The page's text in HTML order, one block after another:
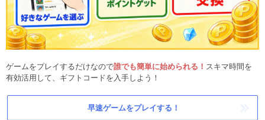
ゲームをプレイするだけなので誰でも簡単に始められる！ スキマ時間を
有効活用して、ギフトコードを入手しよう！
早速ゲームをプレイする！